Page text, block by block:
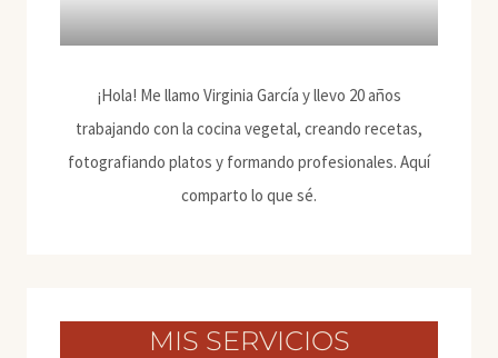
¡Hola! Me llamo Virginia García y llevo 20 años
trabajando con la cocina vegetal, creando recetas,
fotografiando platos y formando profesionales. Aquí
comparto lo que sé.
MIS SERVICIOS